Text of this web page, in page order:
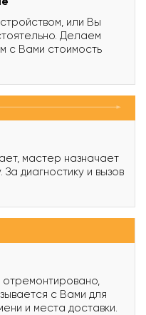
или Вы
Делаем
с Вами стоимость
мастер назначает
диагностику и вызов
отремонтировано,
с Вами для
и места доставки.